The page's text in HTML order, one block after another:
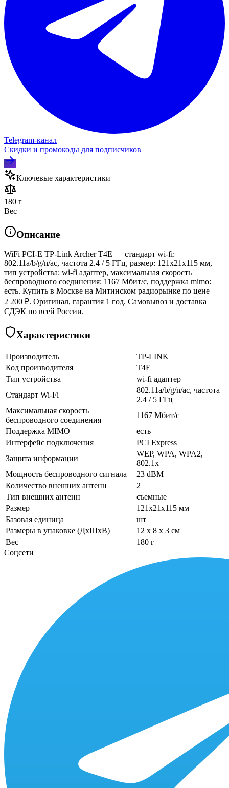
Telegram‑канал
Скидки и промокоды для подписчиков
Ключевые характеристики
180 г
Вес
Описание
WiFi PCI-E TP-Link Archer T4E — стандарт wi-fi:
802.11a/b/g/n/ac, частота 2.4 / 5 ГГц, размер: 121x21x115 мм,
тип устройства: wi-fi адаптер, максимальная скорость
беспроводного соединения: 1167 Мбит/с, поддержка mimo:
есть. Купить в Москве на Митинском радиорынке по цене
2 200 ₽. Оригинал, гарантия 1 год. Самовывоз и доставка
СДЭК по всей России.
Характеристики
Производитель
TP-LINK
Код производителя
T4E
Тип устройства
wi-fi адаптер
Стандарт Wi-Fi
802.11a/b/g/n/ac, частота
2.4 / 5 ГГц
Максимальная скорость
беспроводного соединения
1167 Мбит/с
Поддержка MIMO
есть
Интерфейс подключения
PCI Express
Защита информации
WEP, WPA, WPA2,
802.1x
Мощность беспроводного сигнала
23 dBM
Количество внешних антенн
2
Тип внешних антенн
съемные
Размер
121x21x115 мм
Базовая единица
шт
Размеры в упаковке (ДхШхВ)
12 x 8 x 3 см
Вес
180 г
Соцсети